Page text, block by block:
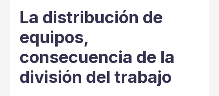
La distribución de
equipos,
consecuencia de la
división del trabajo